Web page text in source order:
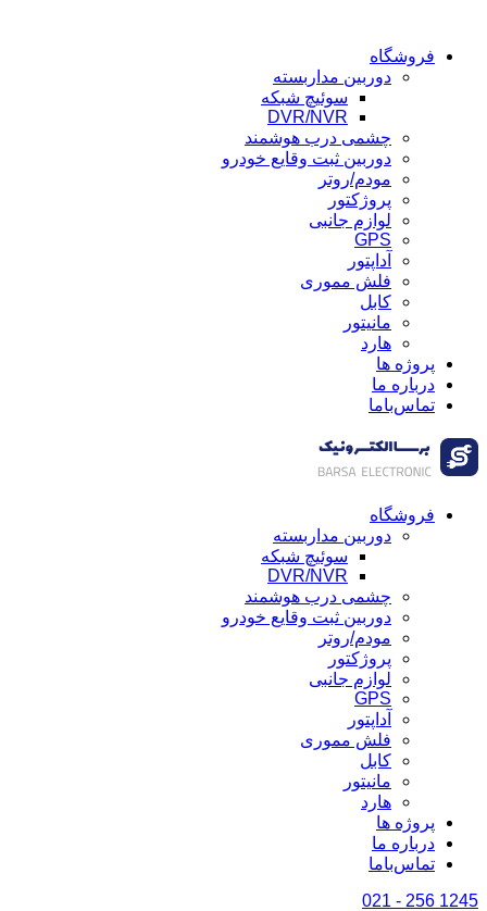
فروشگاه
دوربین مداربسته
سوئیچ شبکه
DVR/NVR
چشمی درب هوشمند
دوربین ثبت وقایع خودرو
مودم/روتر
پروژکتور
لوازم جانبی
GPS
آداپتور
فلش مموری
کابل
مانیتور
هارد
پروژه ها
درباره ما
تماس‌باما
فروشگاه
دوربین مداربسته
سوئیچ شبکه
DVR/NVR
چشمی درب هوشمند
دوربین ثبت وقایع خودرو
مودم/روتر
پروژکتور
لوازم جانبی
GPS
آداپتور
فلش مموری
کابل
مانیتور
هارد
پروژه ها
درباره ما
تماس‌باما
1245 256 - 021